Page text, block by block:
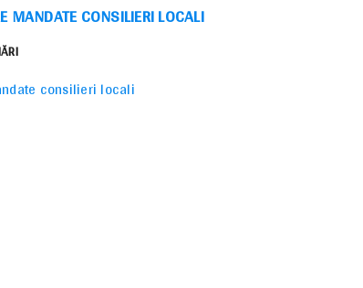
MANDATE CONSILIERI LOCALI
consilieri locali